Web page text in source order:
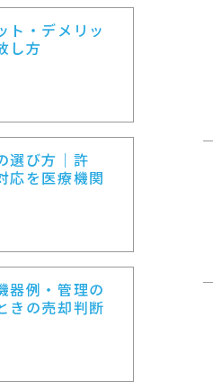
ト・デメリッ
し方
選び方｜許
応を医療機関
器例・管理の
きの売却判断